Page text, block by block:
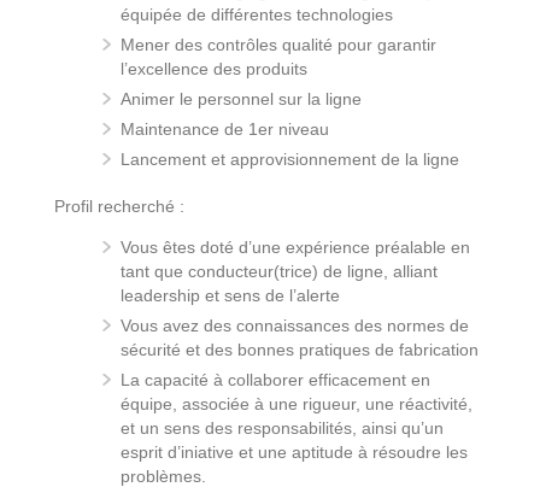
équipée de différentes technologies
Mener des contrôles qualité pour garantir
l’excellence des produits
Animer le personnel sur la ligne
Maintenance de 1er niveau
Lancement et approvisionnement de la ligne
Profil recherché :
Vous êtes doté d’une expérience préalable en
tant que conducteur(trice) de ligne, alliant
leadership et sens de l’alerte
Vous avez des connaissances des normes de
sécurité et des bonnes pratiques de fabrication
La capacité à collaborer efficacement en
équipe, associée à une rigueur, une réactivité,
et un sens des responsabilités, ainsi qu’un
esprit d’iniative et une aptitude à résoudre les
problèmes.